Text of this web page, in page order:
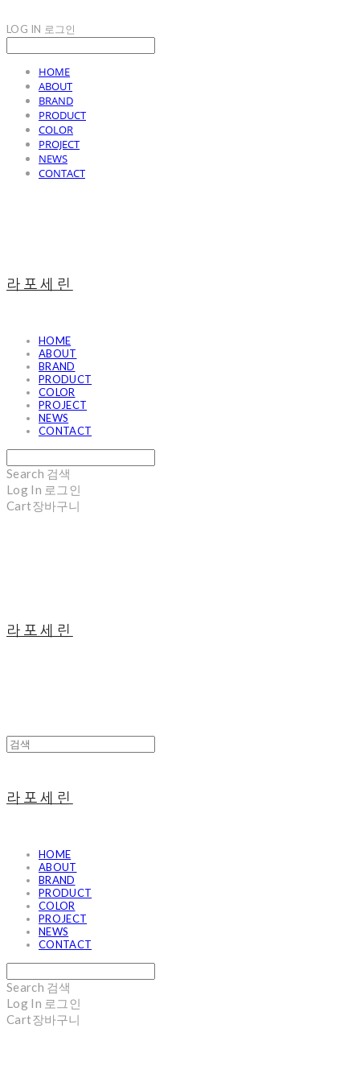
LOG IN 로그인
HOME
ABOUT
BRAND
PRODUCT
COLOR
PROJECT
NEWS
CONTACT
라포세린
HOME
ABOUT
BRAND
PRODUCT
COLOR
PROJECT
NEWS
CONTACT
Search 검색
Log In 로그인
Cart장바구니
라포세린
라포세린
HOME
ABOUT
BRAND
PRODUCT
COLOR
PROJECT
NEWS
CONTACT
Search 검색
Log In 로그인
Cart장바구니